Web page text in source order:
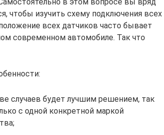
чтобы изучить схему подключения всех
всех датчиков часто бывает
современном автомобиле. Так что
случаев будет лучшим решением, так
с одной конкретной маркой